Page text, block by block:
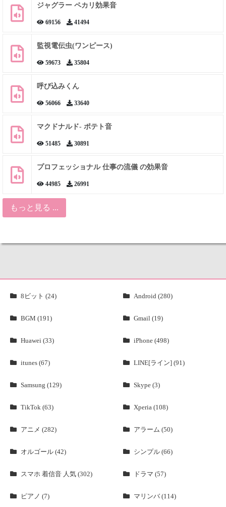
ジャグラー ペカリ効果音
69156 41494
監視電伝虫(ワンピース)
59673 35804
呼び込みくん
56066 33640
マクドナルド- ポテト音
51485 30891
プロフェッショナル 仕事の流儀 の効果音
44985 26991
もっと見る ...
8ビット (24) Android (280)
BGM (191) Gmail (19)
Huawei (33) iPhone (498)
itunes (67) LINE[ライン] (91)
Samsung (129) Skype (3)
TikTok (63) Xperia (108)
アニメ (282) アラーム (50)
オルゴール (42) シンプル (66)
スマホ 着信音 人気 (302) ドラマ (57)
ピアノ (7) マリンバ (114)